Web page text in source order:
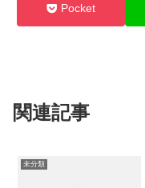
Pocket
関連記事
未分類